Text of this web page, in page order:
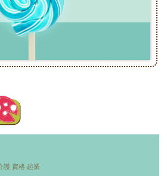
護 資格 起業